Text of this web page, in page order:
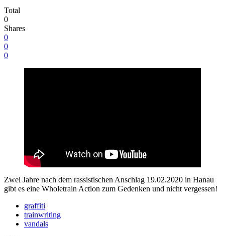
Total
0
Shares
0
0
0
Zwei Jahre nach dem rassistischen Anschlag 19.02.2020 in Hanau
gibt es eine Wholetrain Action zum Gedenken und nicht vergessen!
graffiti
trainwriting
vandals